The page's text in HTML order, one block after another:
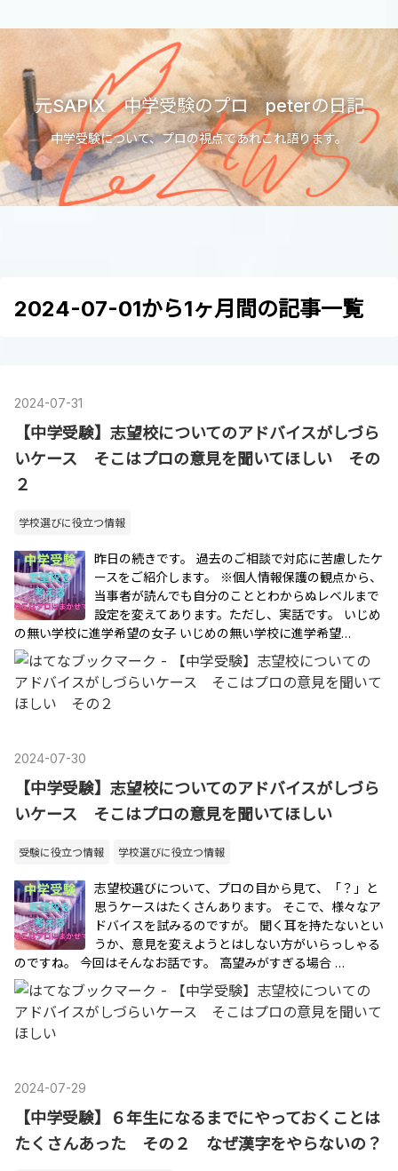
元SAPIX 中学受験のプロ peterの日記
中学受験について、プロの視点であれこれ語ります。
2024-07-01から1ヶ月間の記事一覧
2024-07-31
【中学受験】志望校についてのアドバイスがしづら
いケース そこはプロの意見を聞いてほしい その
２
学校選びに役立つ情報
昨日の続きです。 過去のご相談で対応に苦慮したケ
ースをご紹介します。 ※個人情報保護の観点から、
当事者が読んでも自分のこととわからぬレベルまで
設定を変えてあります。ただし、実話です。 いじめ
の無い学校に進学希望の女子 いじめの無い学校に進学希望…
2024-07-30
【中学受験】志望校についてのアドバイスがしづら
いケース そこはプロの意見を聞いてほしい
受験に役立つ情報 学校選びに役立つ情報
志望校選びについて、プロの目から見て、「？」と
思うケースはたくさんあります。 そこで、様々なア
ドバイスを試みるのですが。 聞く耳を持たないとい
うか、意見を変えようとはしない方がいらっしゃる
のですね。 今回はそんなお話です。 高望みがすぎる場合 …
2024-07-29
【中学受験】６年生になるまでにやっておくことは
たくさんあった その２ なぜ漢字をやらないの？